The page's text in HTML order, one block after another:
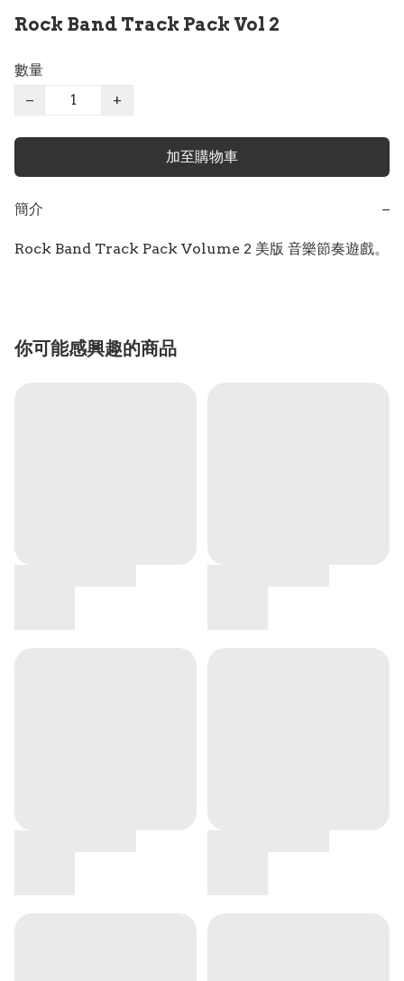
Rock Band Track Pack Vol 2
數量
−
+
加至購物車
簡介 −
Rock Band Track Pack Volume 2 美版 音樂節奏遊戲。
你可能感興趣的商品